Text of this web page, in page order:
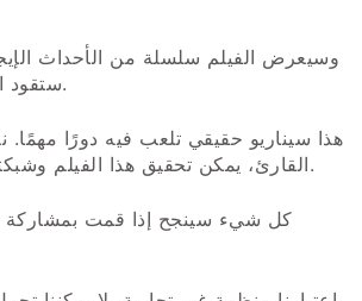
وسيعرض الفيلم سلسلة من الأحداث
ستقود البشرية إلى الرخاء.
هذا سيناريو حقيقي تلعب فيه دورًا
القارئ، يمكن تحقيق هذا الفيلم وشبكتنا الاجتماعية قريبًا.
كل شيء سينجح إذا قمت بمشاركة